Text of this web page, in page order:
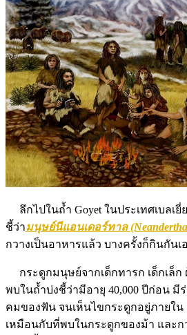
ลึกไปในถ้ำ Goyet ในประเทศเบลเ
ชี้ว่ามนุษย์นีแอนเดอร์ทาล
กวางเป็นอาหารแล้ว บางครั้งก็กินกันเ
กระดูกมนุษย์จากเด็กทารก เด็กเล็ก
พบในถ้ำบ่งชี้ว่ามีอายุ 40,000 ปีก่อน มี
คมของฟัน จนเห็นไขกระดูกอยู่ภายใน
เหมือนกับที่พบในกระดูกของม้า และก